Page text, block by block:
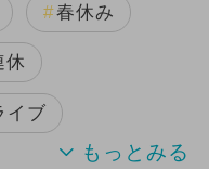
春休み
休
イブ